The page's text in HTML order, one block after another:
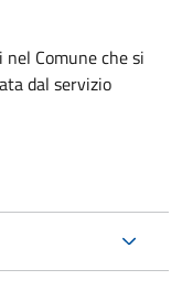
Comune che si
dal servizio